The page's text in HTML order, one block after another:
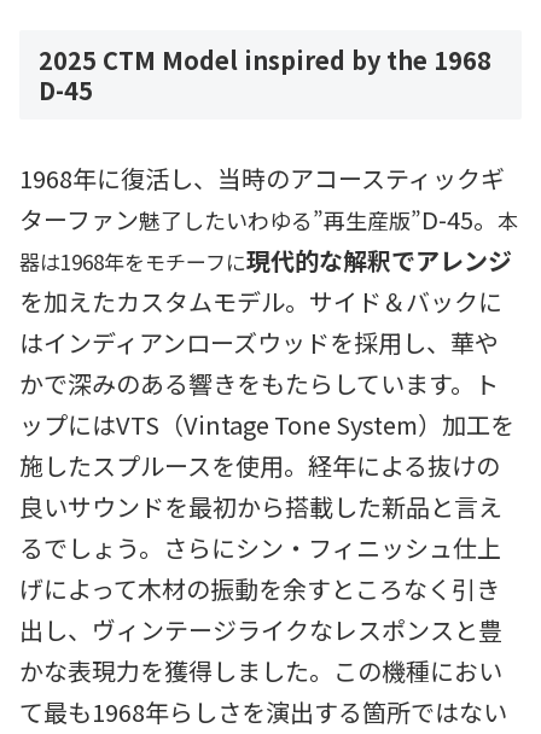
2025 CTM Model inspired by the 1968
D-45
1968年に復活し、当時のアコースティックギ
ターファン魅了したいわゆる”再生産版”D-45。 本
器は1968年をモチーフに現代的な解釈でアレンジ
を加えたカスタムモデル。サイド＆バックに
はインディアンローズウッドを採用し、華や
かで深みのある響きをもたらしています。ト
ップにはVTS（Vintage Tone System）加工を
施したスプルースを使用。経年による抜けの
良いサウンドを最初から搭載した新品と言え
るでしょう。さらにシン・フィニッシュ仕上
げによって木材の振動を余すところなく引き
出し、ヴィンテージライクなレスポンスと豊
かな表現力を獲得しました。この機種におい
て最も1968年らしさを演出する箇所ではない